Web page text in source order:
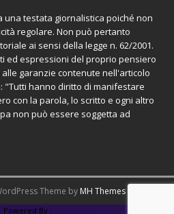
testata giornalistica poiché non
regolare. Non può pertanto
ai sensi della legge n. 62/2001.
ed espressioni del proprio pensiero
garanzie contenute nell'articolo
"Tutti hanno diritto di manifestare
con la parola, lo scritto e ogni altro
non può essere soggetta ad
Theme by MH Themes
Powered By :